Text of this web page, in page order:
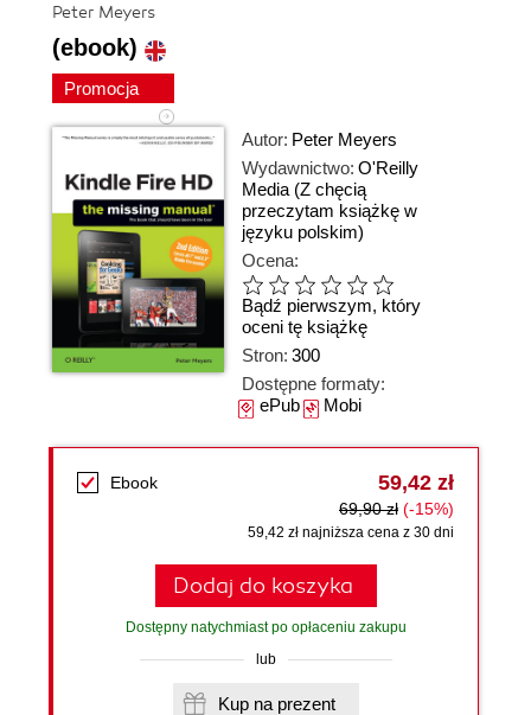
Peter Meyers
(ebook)
Promocja
Autor: Peter Meyers
Wydawnictwo: O'Reilly
Media (Z chęcią
przeczytam książkę w
języku polskim)
Ocena:
Bądź pierwszym, który
oceni tę książkę
Stron: 300
Dostępne formaty:
ePubMobi
Ebook 59,42 zł
69,90 zł (-15%)
59,42 zł najniższa cena z 30 dni
Dodaj do koszyka
Dostępny natychmiast po opłaceniu zakupu
lub
Kup na prezent